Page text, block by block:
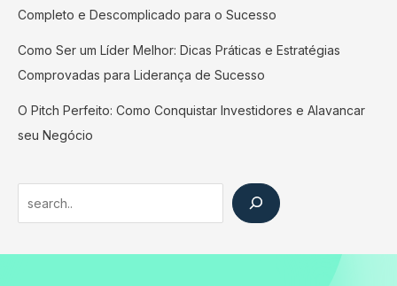
Completo e Descomplicado para o Sucesso
Como Ser um Líder Melhor: Dicas Práticas e Estratégias
Comprovadas para Liderança de Sucesso
O Pitch Perfeito: Como Conquistar Investidores e Alavancar
seu Negócio